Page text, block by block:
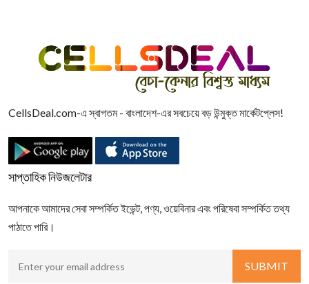
CellsDeal.com-এ স্বাগতম - বাংলাদেশ-এর সবচেয়ে বড় উন্মুক্ত মার্কেটপ্লেস!
সাপ্তাহিক নিউজলেটার
আপনাকে আমাদের সেবা সম্পর্কিত ইভেন্ট, পণ্য, ওয়েবিনার এবং পরিষেবা সম্পর্কিত তথ্য
পাঠাতে পারি।